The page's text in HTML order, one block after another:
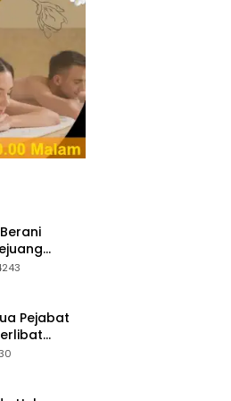
Teladan
di